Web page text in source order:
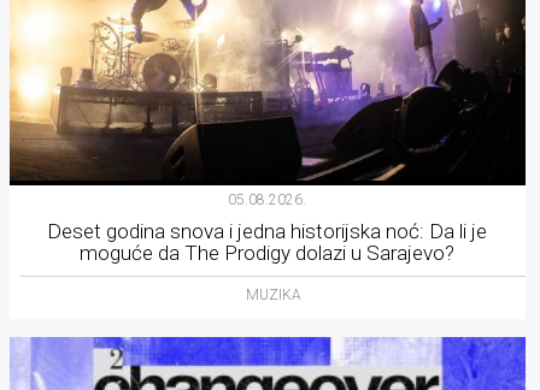
05.08.2026.
Deset godina snova i jedna historijska noć: Da li je
moguće da The Prodigy dolazi u Sarajevo?
MUZIKA